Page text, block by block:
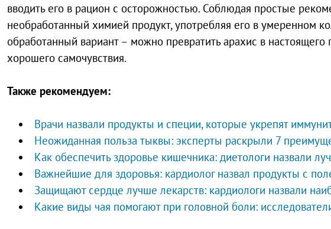
вводить его в рацион с осторожностью. Соблюдая простые
необработанный химией продукт, употребляя его в умеренном
обработанный вариант – можно превратить арахис в
хорошего самочувствия.
Также рекомендуем:
Врачи назвали продукты и специи, которые укрепят
Неожиданная польза тыквы: эксперты раскрыли 7
Как обеспечить здоровье кишечника: диетологи назвали
Важнейшие для здоровья: кардиолог назвал продукты с
Защищают сердце лучше лекарств: кардиологи назвали
Какие виды чая помогают при головной боли: